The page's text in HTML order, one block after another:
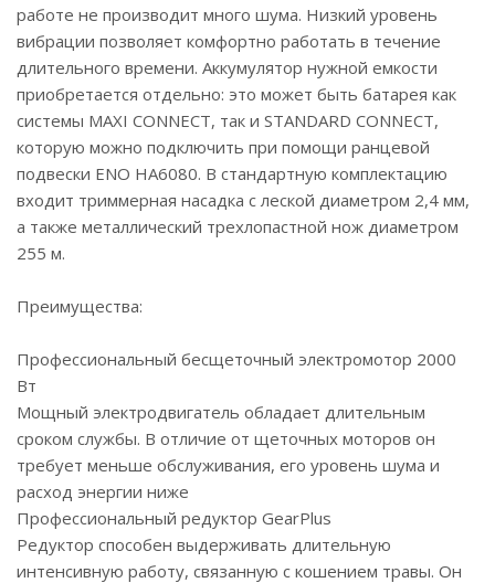
работе не производит много шума. Низкий уровень
вибрации позволяет комфортно работать в течение
длительного времени. Аккумулятор нужной емкости
приобретается отдельно: это может быть батарея как
системы MAXI CONNECT, так и STANDARD CONNECT,
которую можно подключить при помощи ранцевой
подвески ENO НА6080. В стандартную комплектацию
входит триммерная насадка с леской диаметром 2,4 мм,
а также металлический трехлопастной нож диаметром
255 м.
Преимущества:
Профессиональный бесщеточный электромотор 2000
Вт
Мощный электродвигатель обладает длительным
сроком службы. В отличие от щеточных моторов он
требует меньше обслуживания, его уровень шума и
расход энергии ниже
Профессиональный редуктор GearPlus
Редуктор способен выдерживать длительную
интенсивную работу, связанную с кошением травы. Он